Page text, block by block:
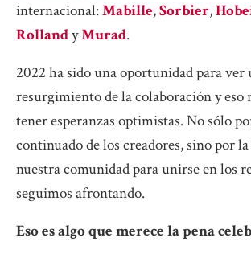
internacional:Mabille,Sorbier,
RollandyMurad.
2022 ha sido una oportunidad para ver
resurgimiento de la colaboración y eso
tener esperanzas optimistas. No sólo
continuado de los creadores, sino por
nuestra comunidad para unirse en los
seguimos afrontando.
Eso es algo que merece la pena